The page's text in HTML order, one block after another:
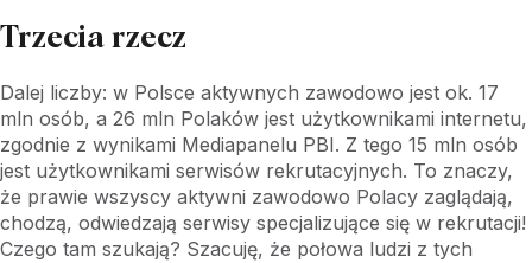
Trzecia rzecz
Dalej liczby: w Polsce aktywnych zawodowo jest ok. 17
mln osób, a 26 mln Polaków jest użytkownikami internetu,
zgodnie z wynikami Mediapanelu PBI. Z tego 15 mln osób
jest użytkownikami serwisów rekrutacyjnych. To znaczy,
że prawie wszyscy aktywni zawodowo Polacy zaglądają,
chodzą, odwiedzają serwisy specjalizujące się w rekrutacji!
Czego tam szukają? Szacuję, że połowa ludzi z tych